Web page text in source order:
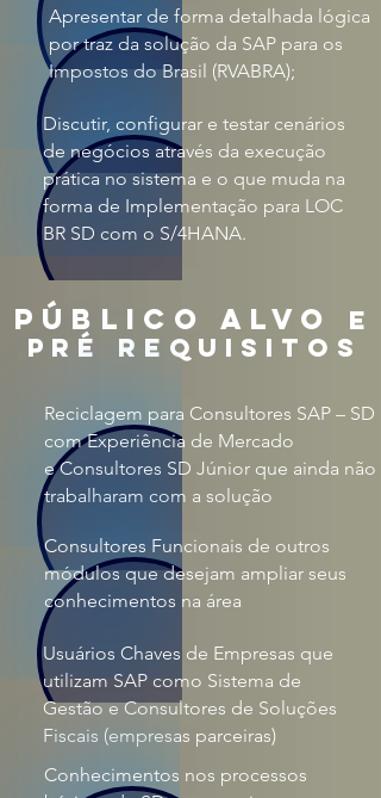
Apresentar de forma detalhada lógica
por traz da solução da SAP para os
Impostos do Brasil (RVABRA);
Discutir, configurar e testar cenários
de negócios através da execução
prática no sistema e o que muda na
forma de Implementação para LOC
BR SD com o S/4HANA.
público alvo e
pré requisitos
Reciclagem para Consultores SAP – SD
com Experiência de Mercado
e Consultores SD Júnior que ainda não
trabalharam com a solução
Consultores Funcionais de outros
módulos que desejam ampliar seus
conhecimentos na área
Usuários Chaves de Empresas que
utilizam SAP como Sistema de
Gestão e Consultores de Soluções
Fiscais (empresas parceiras)
Conhecimentos nos processos